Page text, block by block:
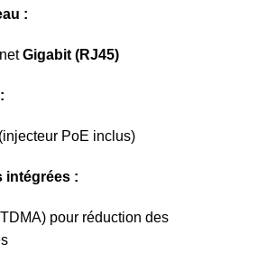
:
Gigabit (RJ45)
PoE inclus)
intégrées :
pour réduction des